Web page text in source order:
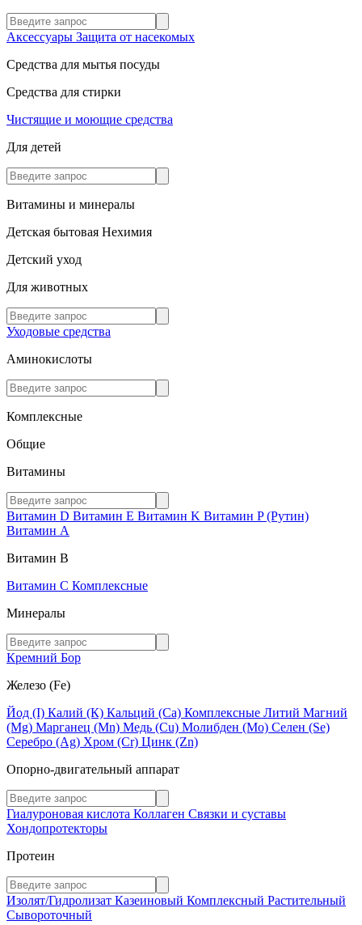
Аксессуары Защита от насекомых
Средства для мытья посуды
Средства для стирки
Чистящие и моющие средства
Для детей
Витамины и минералы
Детская бытовая Нехимия
Детский уход
Для животных
Уходовые средства
Аминокислоты
Комплексные
Общие
Витамины
Витамин D Витамин E Витамин K Витамин P (Рутин)
Витамин А
Витамин В
Витамин C Комплексные
Минералы
Кремний Бор
Железо (Fe)
Йод (I) Калий (К) Кальций (Са) Комплексные Литий Магний
(Mg) Марганец (Mn) Медь (Сu) Молибден (Мо) Селен (Se)
Серебро (Ag) Хром (Cr) Цинк (Zn)
Опорно-двигательный аппарат
Гиалуроновая кислота Коллаген Связки и суставы
Хондопротекторы
Протеин
Изолят/Гидролизат Казеиновый Комплексный Растительный
Сывороточный